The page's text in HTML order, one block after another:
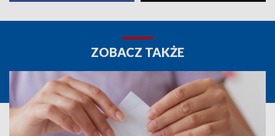
ZOBACZ TAKŻE